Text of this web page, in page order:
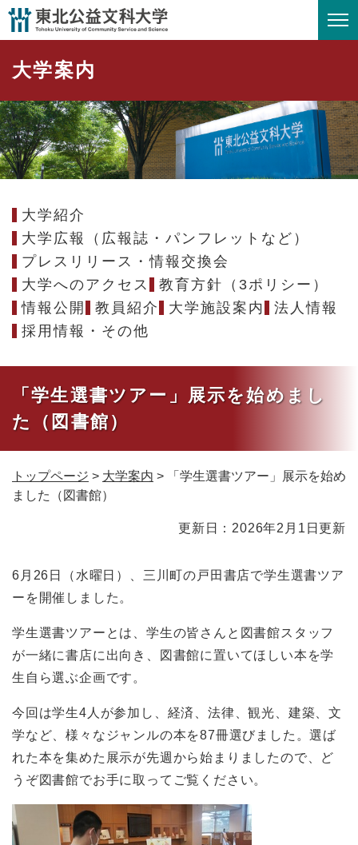
ペ
頭
で
す
。
メニューを飛ばして本文へ
大学案内
大学紹介
大学広報（広報誌・パンフレットなど）
プレスリリース・情報交換会
大学へのアクセス
教育方針（3ポリシー）
情報公開
教員紹介 大学施設案内
法人情報
採用情報・その他
「学生選書ツアー」展示を始めまし
た（図書館）
トップページ > 大学案内 >
「学生選書ツアー」展示を始め
ました（図書館）
更新日：2026年2月1日更新
6月26日（水曜日）、三川町の戸田書店で学生選書ツア
ーを開催しました。
学生選書ツアーとは、学生の皆さんと図書館スタッフ
が一緒に書店に出向き、図書館に置いてほしい本を学
生自ら選ぶ企画です。
今回は学生4人が参加し、経済、法律、観光、建築、文
学など、様々なジャンルの本を87冊選びました。選ば
れた本を集めた展示が先週から始まりましたので、ど
うぞ図書館でお手に取ってご覧ください。